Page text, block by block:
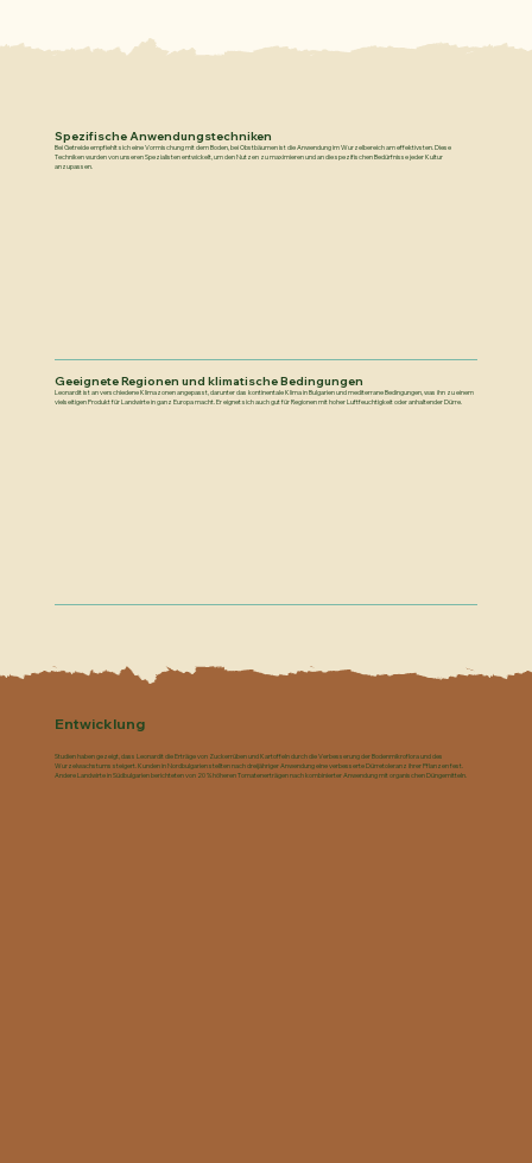
Spezifische Anwendungstechniken
Bei Getreide empfiehlt sich eine Vormischung mit dem Boden, bei Obstbäumen ist die Anwendung im Wurzelbereich am effektivsten. Diese
Techniken wurden von unseren Spezialisten entwickelt, um den Nutzen zu maximieren und an die spezifischen Bedürfnisse jeder Kultur
anzupassen.
Geeignete Regionen und klimatische Bedingungen
Leonardit ist an verschiedene Klimazonen angepasst, darunter das kontinentale Klima in Bulgarien und mediterrane Bedingungen, was ihn zu einem
vielseitigen Produkt für Landwirte in ganz Europa macht. Er eignet sich auch gut für Regionen mit hoher Luftfeuchtigkeit oder anhaltender Dürre.
Entwicklung
Studien haben gezeigt, dass Leonardit die Erträge von Zuckerrüben und Kartoffeln durch die Verbesserung der Bodenmikroflora und des
Wurzelwachstums steigert. Kunden in Nordbulgarien stellten nach dreijähriger Anwendung eine verbesserte Dürretoleranz ihrer Pflanzen fest.
Andere Landwirte in Südbulgarien berichteten von 20 % höheren Tomatenerträgen nach kombinierter Anwendung mit organischen Düngemitteln.